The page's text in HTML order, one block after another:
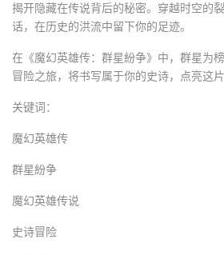
揭开隐藏在传说背后的秘密。穿越时空的
话，在历史的洪流中留下你的足迹。
在《魔幻英雄传：群星紛争》中，群星为
冒险之旅，将书写属于你的史诗，点亮这
关键词：
魔幻英雄传
群星紛争
魔幻英雄传说
史诗冒险